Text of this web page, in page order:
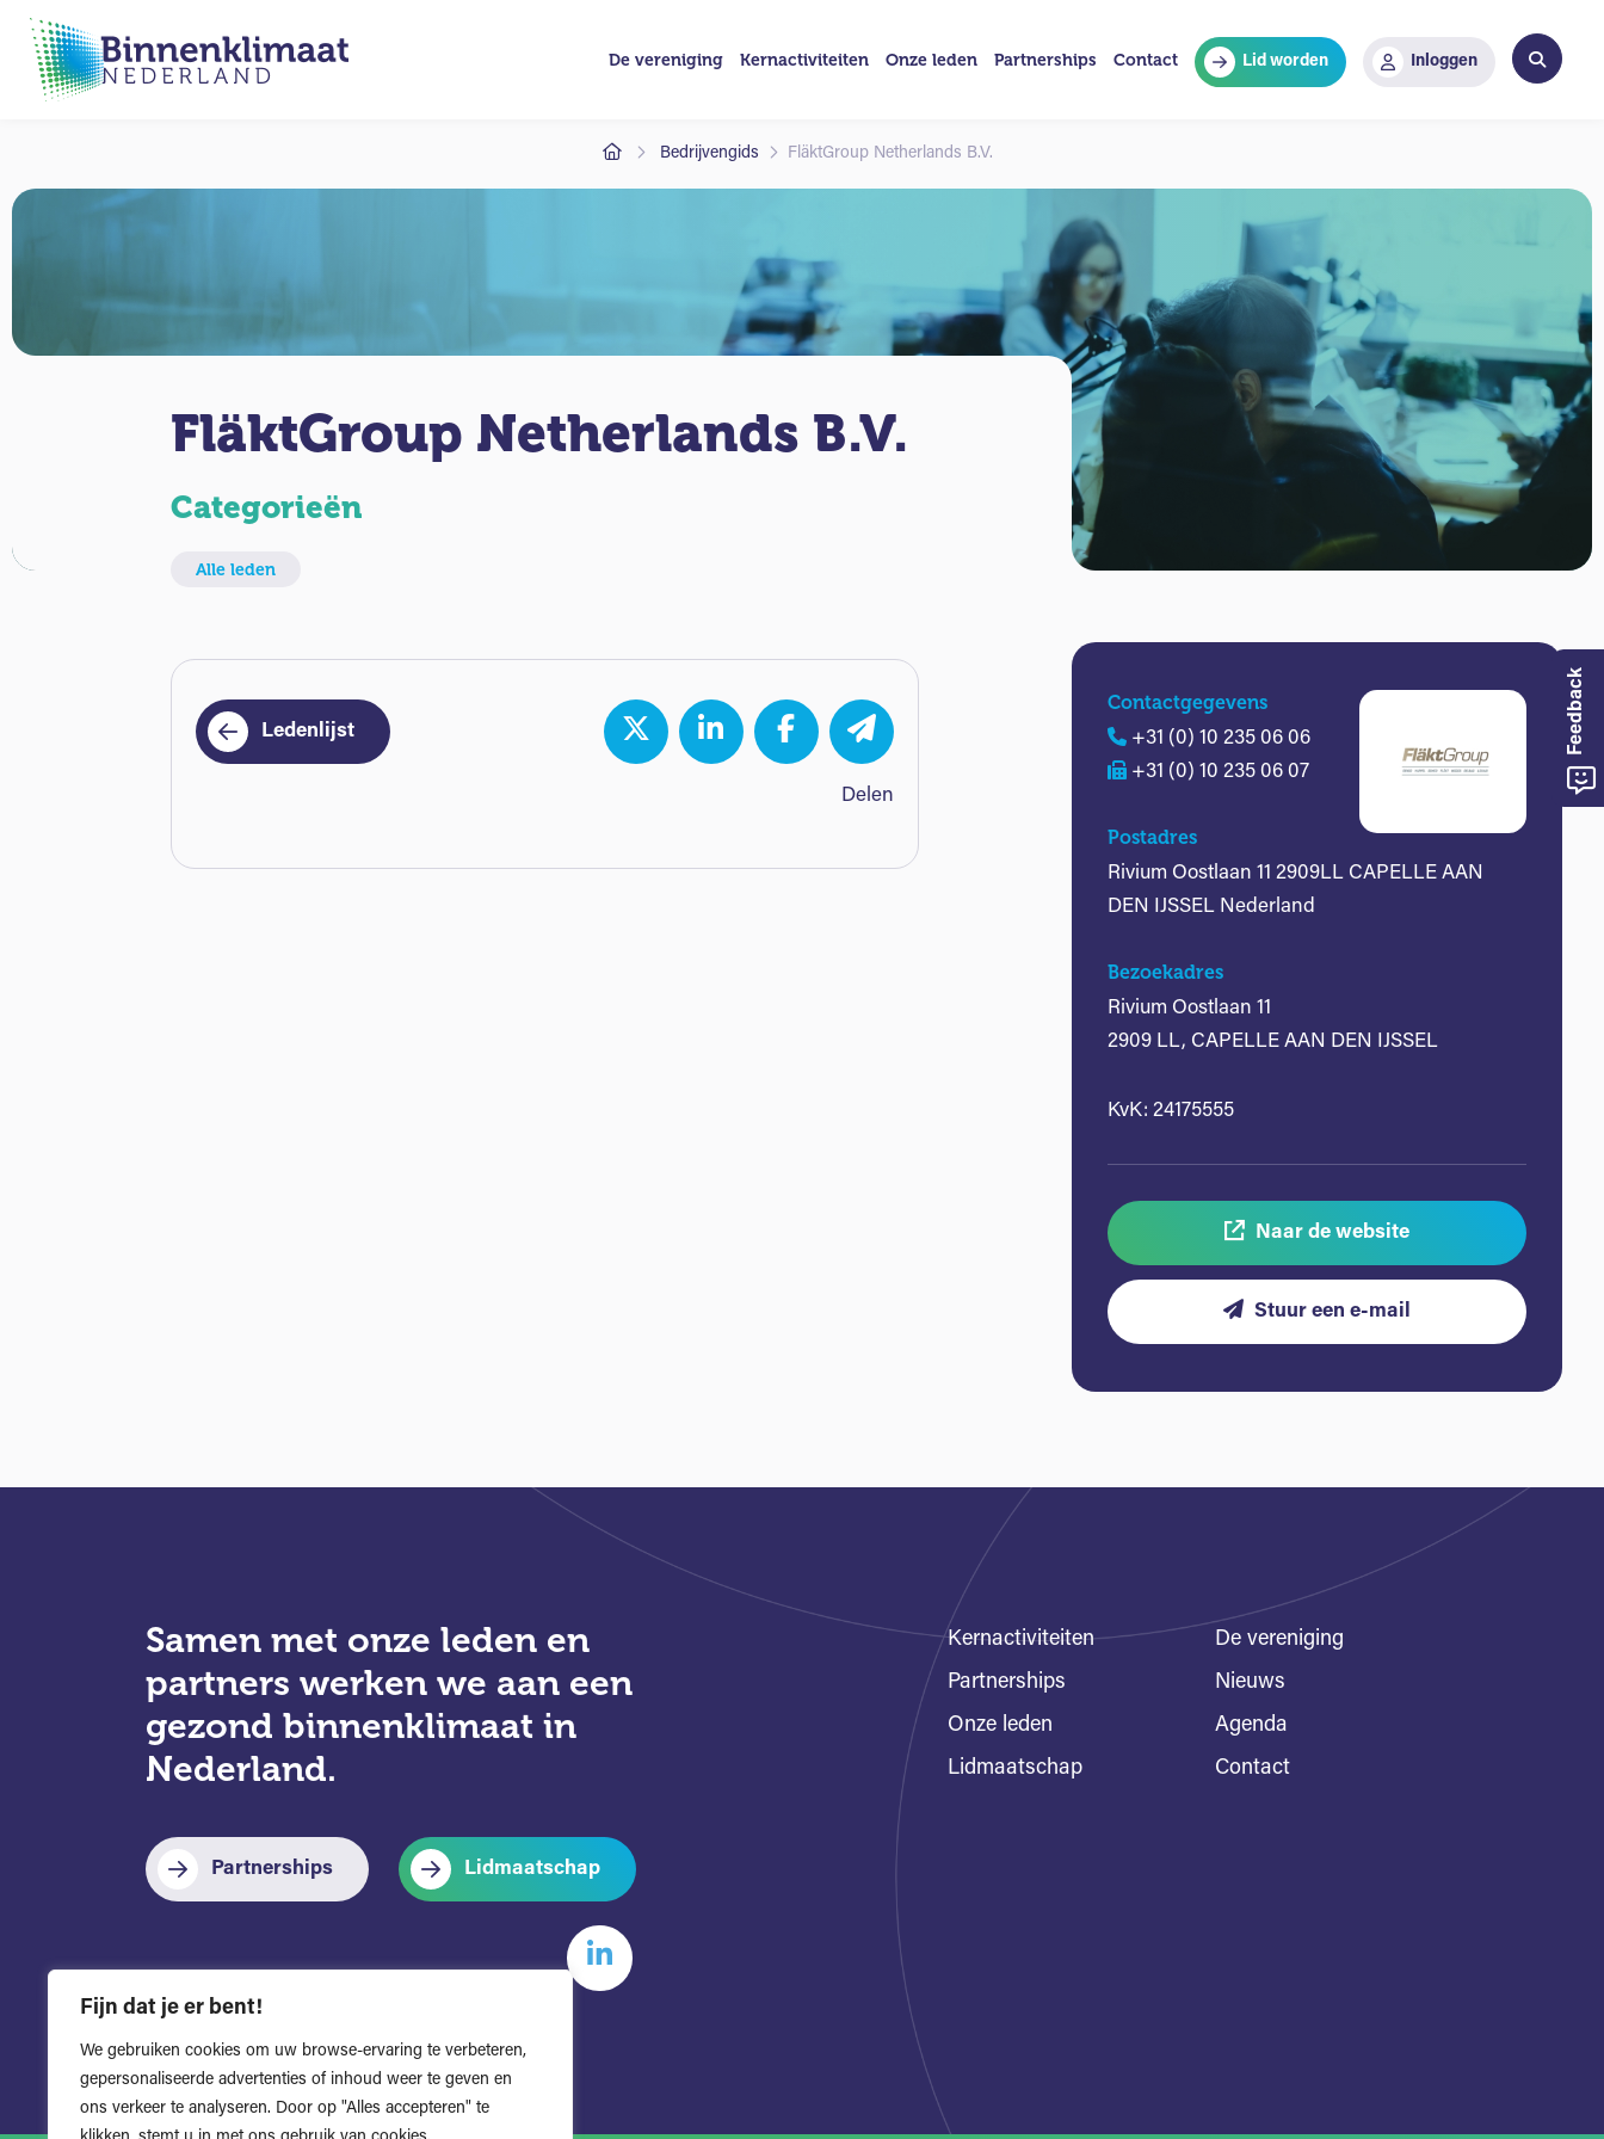
Fijn dat je er bent!
We gebruiken cookies om uw browse-ervaring te verbeteren,
gepersonaliseerde advertenties of inhoud weer te geven en
ons verkeer te analyseren. Door op "Alles accepteren" te
De vereniging Kernactiviteiten Onze leden Partnerships Contact Lid worden Inloggen
Bedrijvengids FläktGroup Netherlands B.V.
FläktGroup Netherlands B.V.
Categorieën
Alle leden
Ledenlijst
Delen
Contactgegevens
+31 (0) 10 235 06 06
+31 (0) 10 235 06 07
Postadres
Rivium Oostlaan 11 2909LL CAPELLE AAN
DEN IJSSEL Nederland
Bezoekadres
Rivium Oostlaan 11
2909 LL, CAPELLE AAN DEN IJSSEL
KvK: 24175555
Naar de website
Stuur een e-mail
Samen met onze leden en
partners werken we aan een
gezond binnenklimaat in
Nederland.
Partnerships Lidmaatschap
Kernactiviteiten
Partnerships
Onze leden
Lidmaatschap
De vereniging
Nieuws
Agenda
Contact
Feedback